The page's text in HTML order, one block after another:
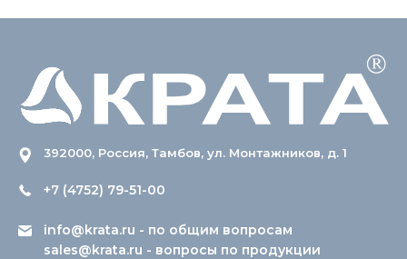
392000, Россия, Тамбов, ул. Монтажников, д. 1
+7 (4752) 79-51-00
info@krata.ru - по общим вопросам
sales@krata.ru - вопросы по продукции